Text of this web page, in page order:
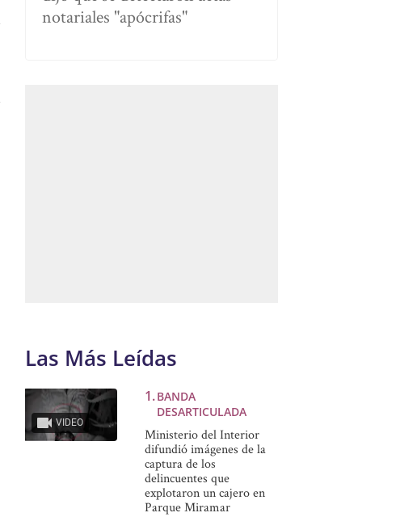
notariales "apócrifas"
Las Más Leídas
VIDEO
BANDA
DESARTICULADA
Ministerio del Interior
difundió imágenes de la
captura de los
delincuentes que
explotaron un cajero en
Parque Miramar